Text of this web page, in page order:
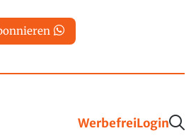
WerbefreiLogin